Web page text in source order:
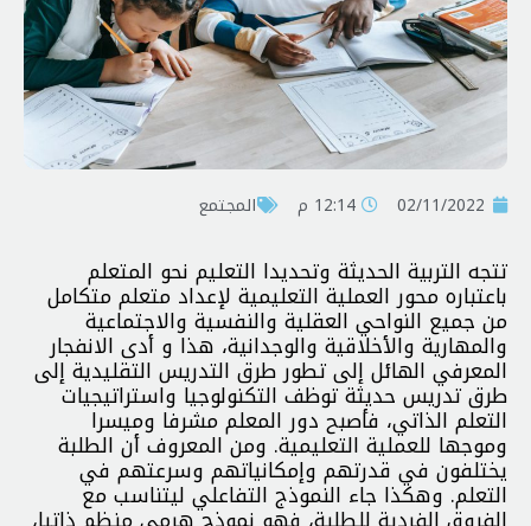
02/11/2022 12:14 م المجتمع
تتجه التربية الحديثة وتحديدا التعليم نحو المتعلم
باعتباره محور العملية التعليمية لإعداد متعلم متكامل
من جميع النواحي العقلية والنفسية والاجتماعية
والمهارية والأخلاقية والوجدانية، هذا و أدى الانفجار
المعرفي الهائل إلى تطور طرق التدريس التقليدية إلى
طرق تدريس حديثة توظف التكنولوجيا واستراتيجيات
التعلم الذاتي، فأصبح دور المعلم مشرفا وميسرا
وموجها للعملية التعليمية. ومن المعروف أن الطلبة
يختلفون في قدرتهم وإمكانياتهم وسرعتهم في
التعلم. وهكذا جاء النموذج التفاعلي ليتناسب مع